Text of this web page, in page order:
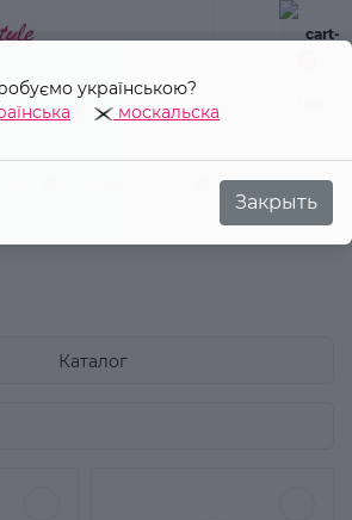
Уцінка
москальска
Закрыть
Каталог